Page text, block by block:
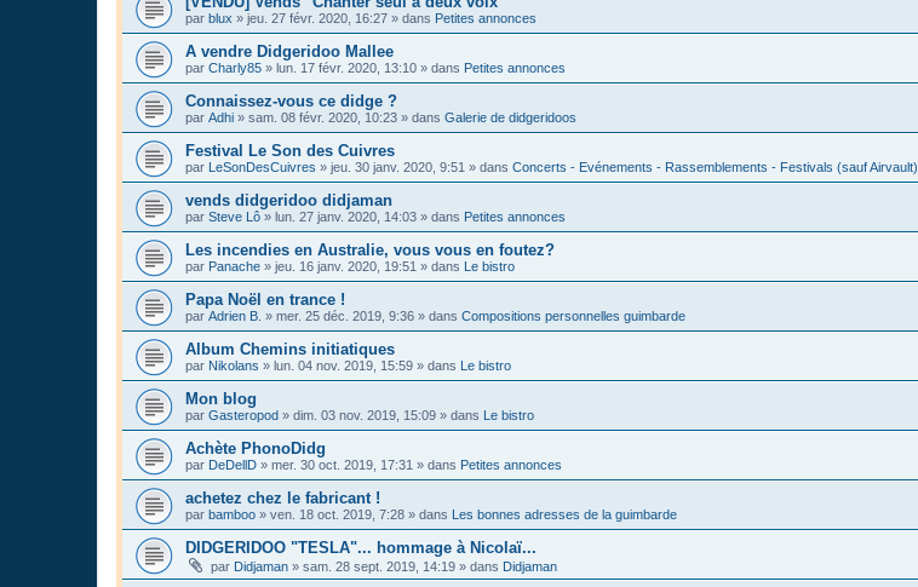
par blux » jeu. 27 févr. 2020, 16:27 » dans Petites annonces
A vendre Didgeridoo Mallee
par Charly85 » lun. 17 févr. 2020, 13:10 » dans Petites annonces
Connaissez-vous ce didge ?
par Adhi » sam. 08 févr. 2020, 10:23 » dans Galerie de didgeridoos
Festival Le Son des Cuivres
par LeSonDesCuivres » jeu. 30 janv. 2020, 9:51 » dans Concerts - Evénements - Rassemblements - Festivals (sauf Airvault)
vends didgeridoo didjaman
par Steve Lô » lun. 27 janv. 2020, 14:03 » dans Petites annonces
Les incendies en Australie, vous vous en foutez?
par Panache » jeu. 16 janv. 2020, 19:51 » dans Le bistro
Papa Noël en trance !
par Adrien B. » mer. 25 déc. 2019, 9:36 » dans Compositions personnelles guimbarde
Album Chemins initiatiques
par Nikolans » lun. 04 nov. 2019, 15:59 » dans Le bistro
Mon blog
par Gasteropod » dim. 03 nov. 2019, 15:09 » dans Le bistro
Achète PhonoDidg
par DeDellD » mer. 30 oct. 2019, 17:31 » dans Petites annonces
achetez chez le fabricant !
par bamboo » ven. 18 oct. 2019, 7:28 » dans Les bonnes adresses de la guimbarde
DIDGERIDOO "TESLA"... hommage à Nicolaï...
par Didjaman » sam. 28 sept. 2019, 14:19 » dans Didjaman